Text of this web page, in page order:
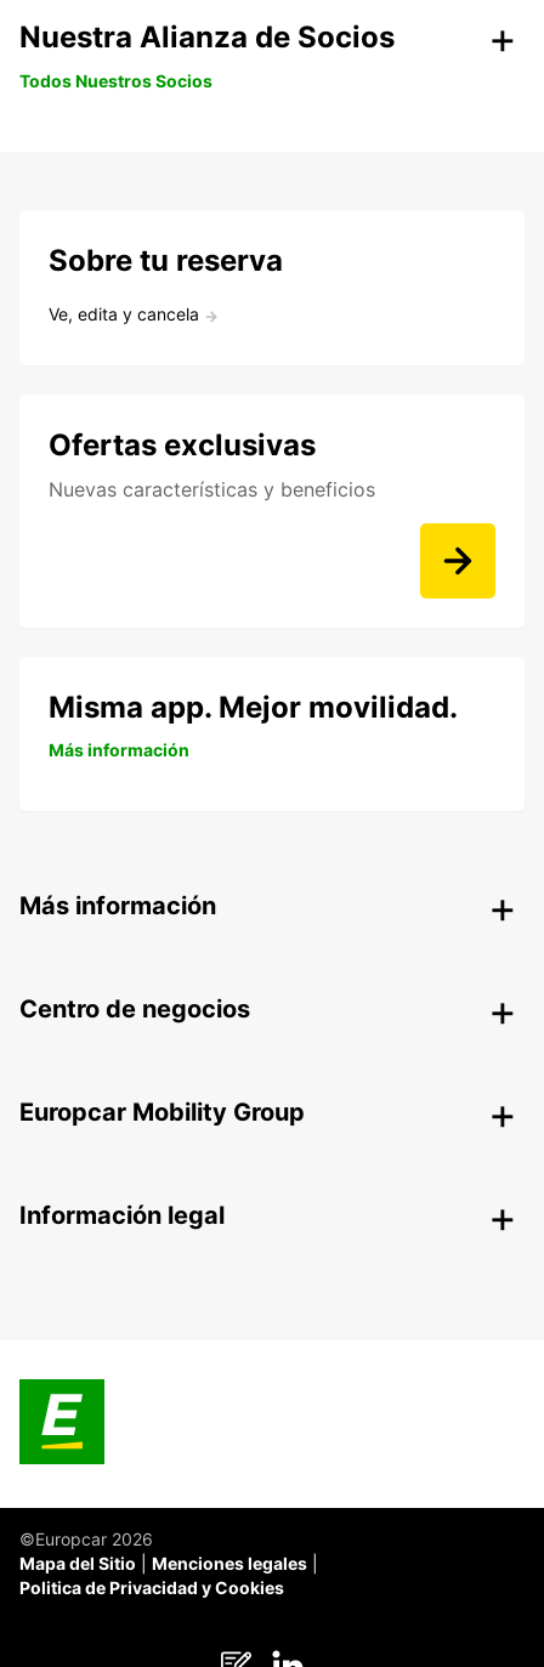
Nuestra Alianza de Socios
Todos Nuestros Socios
Sobre tu reserva
Ve, edita y cancela
Ofertas exclusivas
Nuevas características y beneficios
Misma app. Mejor movilidad.
Más información
Más información
Centro de negocios
Europcar Mobility Group
Información legal
©Europcar 2026
Mapa del Sitio
Menciones legales
Politica de Privacidad y Cookies